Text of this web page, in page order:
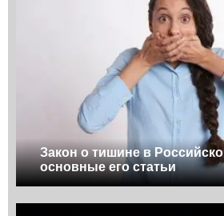
Закон о тишине в
основные его статьи